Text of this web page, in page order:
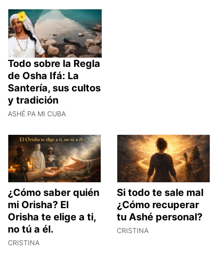
Todo sobre la Regla
de Osha Ifá: La
Santería, sus cultos
y tradición
ASHÉ PA MI CUBA
¿Cómo saber quién
mi Orisha? El
Orisha te elige a ti,
no tú a él.
CRISTINA
Si todo te sale mal
¿Cómo recuperar
tu Ashé personal?
CRISTINA